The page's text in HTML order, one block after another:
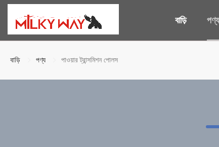
বাড়ি পণ্য
বাড়ি পণ্য পাওয়ার ট্রান্সমিশন পোলস